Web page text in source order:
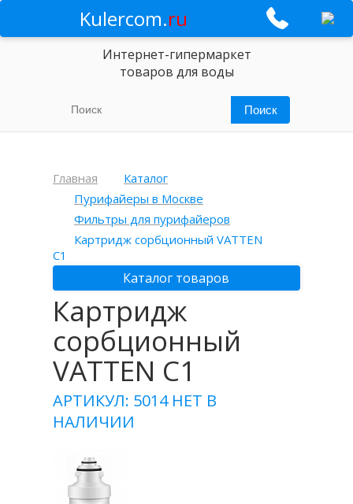
Kulercom.ru
Интернет-гипермаркет
товаров для воды
Главная
Каталог
Пурифайеры в Москве
Фильтры для пурифайеров
Картридж сорбционный VATTEN
C1
Каталог товаров
Картридж
сорбционный
VATTEN C1
АРТИКУЛ: 5014 НЕТ В
НАЛИЧИИ